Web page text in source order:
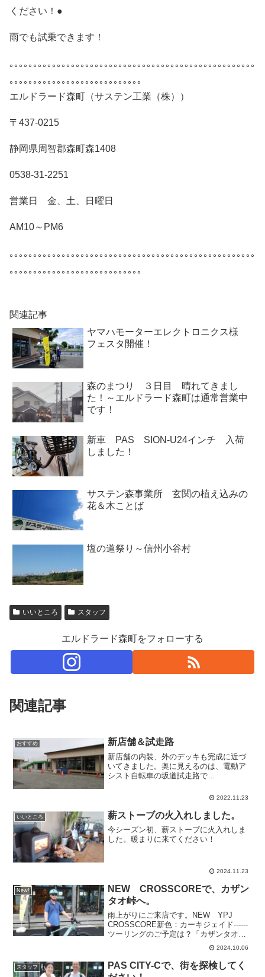
ください！●
雨でも試乗できます！
｡｡｡｡｡｡｡｡｡｡｡｡｡｡｡｡｡｡｡｡｡｡｡｡｡｡｡｡｡｡｡｡｡｡｡｡｡｡｡｡｡｡｡｡｡｡｡｡｡｡｡｡
｡｡｡｡｡｡｡｡｡｡｡｡｡｡｡｡｡｡｡｡｡｡｡｡｡｡｡｡
エルドラード森町（サステン工業（株））
〒437-0215
静岡県周智郡森町森1408
0538-31-2251
営業日 金、土、日曜日
AM10～PM6
｡｡｡｡｡｡｡｡｡｡｡｡｡｡｡｡｡｡｡｡｡｡｡｡｡｡｡｡｡｡｡｡｡｡｡｡｡｡｡｡｡｡｡｡｡｡｡｡｡｡｡｡
｡｡｡｡｡｡｡｡｡｡｡｡｡｡｡｡｡｡｡｡｡｡｡｡｡｡｡｡
関連記事
ヤマハモーターエレクトロニクス様
フェスタ開催！
森のまつり ３日目 晴れてきまし
た！～エルドラード森町は通常営業中
です！
新車 PAS SION-U24インチ 入荷
しました！
サステン森事業所 玄関の植え込みの
花＆木ことば
塩の道祭り～信州小谷村
いいところ スタッフ
エルドラード森町をフォローする
関連記事
おすすめ 新店舗＆試走路
新店舗の内装、外のデッキも完成に近づ
いてきました。奥に見えるのは、電動ア
シスト自転車の坂道試走路で
｡｡｡｡｡｡｡｡｡｡｡｡｡｡｡｡｡｡｡｡｡｡｡｡｡｡｡｡｡｡｡｡｡｡
2022.11.23
いいところ 薪ストーブの火入れしました。
今シーズン初、薪ストーブに火入れしま
した。暖まりに来てください！
2024.11.23
New!
NEW CROSSCOREで、カザン
タオ峠へ。
雨上がりにご来店です。NEW YPJ
CROSSCORE新色：カーキジェイド------
ツーリングのご予定は？「カザンタオ峠
に行ってこようかと思ってます。」-------
-？？？か、カザンタオ？！「風倒峠って
書きます。」---------ふ...
2024.10.06
スタッフ
PAS CITY-Cで、街を探検してく